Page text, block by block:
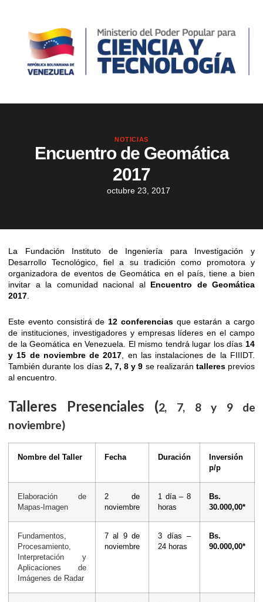
NOTICIAS
Encuentro de Geomática
2017
octubre 23, 2017
La Fundación Instituto de Ingeniería para Investigación y
Desarrollo Tecnológico, fiel a su tradición como promotora y
organizadora de eventos de Geomática en el país, tiene a bien
invitar a la comunidad nacional al Encuentro de Geomática
2017.
Este evento consistirá de12 conferenciasque estarán a cargo
de instituciones, investigadores y empresas líderes en el campo
de la Geomática en Venezuela. El mismo tendrá lugar los días 14
y 15 de noviembre de 2017, en las instalaciones de la FIIIDT.
También durante los días 2, 7, 8 y 9 se realizarán talleresprevios
al encuentro.
Talleres Presenciales (2, 7, 8 y 9 de
noviembre)
Nombre del Taller Fecha Duración
Inversión
p/p
Elaboración de
Mapas-Imagen
2 de
noviembre
1 día – 8
horas
Bs.
30.000,00*
Fundamentos,
Procesamiento,
Interpretación y
Aplicaciones de
Imágenes de Radar
7 al 9 de
noviembre
3 días –
24 horas
Bs.
90.000,00*